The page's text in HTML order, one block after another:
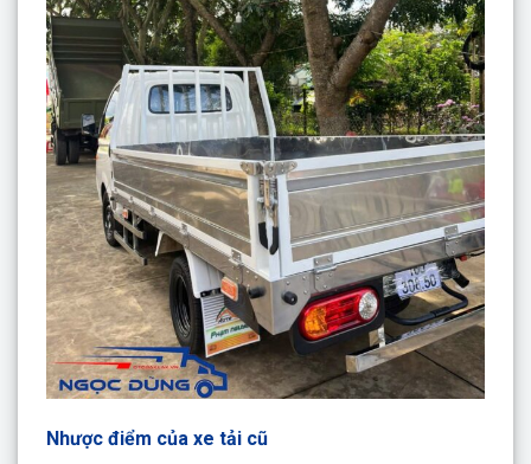
Nhược điểm của xe tải cũ